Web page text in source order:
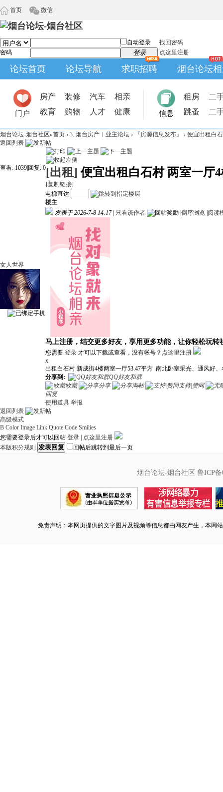
首页 微信
自动登录
找回密码
密码
登录 点这里注册
论坛首页 论坛导航 求职招聘 烟台论坛
门户
房产 装修 汽车
相亲
教育
购物 人才 健康 信息
租房
二
跳蚤
二
烟台论坛-烟台社区»首页 › 3. 烟台房产︱业主论坛 › 『房源信息发布』 › 便宜出租白
返回列表
查看: 1039 回复: 0[出租] 便宜出租白石村 两室一厅
[复制链接]
女人世界
电梯直达
楼主
发表于 2026-7-8 14:17
只看该作者 倒序浏览 阅读
马上注册，结交更多好友，享用更多功能，让你轻松玩转
您需要 登录 才可以下载或查看，没有帐号？ 点这里注册
x
出租白石村 新成街4楼两室一厅53.47平方 南北卧室采光、通风好
分享到:
QQ好友和群
收藏
分享 淘帖
支持|赞同
回复
使用道具 举报
返回列表
高级模式
B Color Image Link Quote Code Smilies
您需要登录后才可以回帖 登录
点这里注册
本版积分规则 发表回复 回帖后跳转到最后一页
烟台论坛-烟台社区 鲁ICP备
免责声明：本网页提供的文字图片及视频等信息都由网友产生，本网